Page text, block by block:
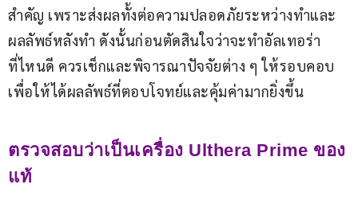
สำคัญ เพราะส่งผลทั้งต่อความปลอดภัยระหว่างทำและ
ผลลัพธ์หลังทำ ดังนั้นก่อนตัดสินใจว่าจะทำอัลเทอร่า
ที่ไหนดี ควรเช็กและพิจารณาปัจจัยต่าง ๆ ให้รอบคอบ
เพื่อให้ได้ผลลัพธ์ที่ตอบโจทย์และคุ้มค่ามากยิ่งขึ้น
ตรวจสอบว่าเป็นเครื่อง Ulthera Prime ของ
แท้